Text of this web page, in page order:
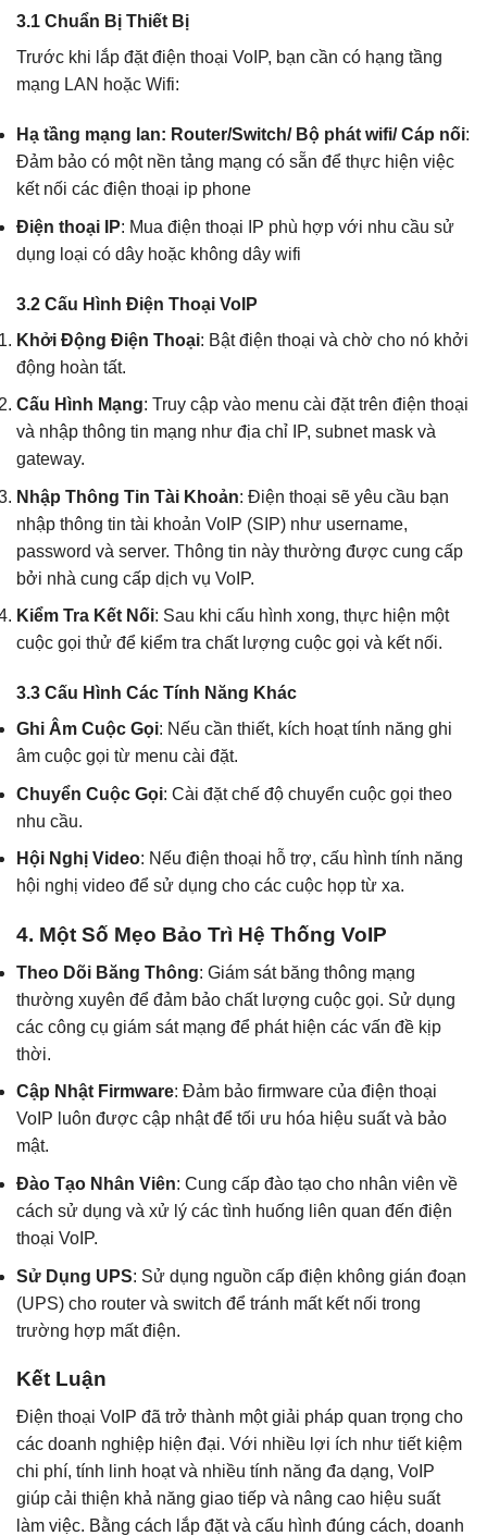
3.1 Chuẩn Bị Thiết Bị
Trước khi lắp đặt điện thoại VoIP, bạn cần có hạng tầng
mạng LAN hoặc Wifi:
Hạ tầng mạng lan: Router/Switch/ Bộ phát wifi/ Cáp nối:
Đảm bảo có một nền tảng mạng có sẵn để thực hiện việc
kết nối các điện thoại ip phone
Điện thoại IP: Mua điện thoại IP phù hợp với nhu cầu sử
dụng loại có dây hoặc không dây wifi
3.2 Cấu Hình Điện Thoại VoIP
Khởi Động Điện Thoại: Bật điện thoại và chờ cho nó khởi
động hoàn tất.
Cấu Hình Mạng: Truy cập vào menu cài đặt trên điện thoại
và nhập thông tin mạng như địa chỉ IP, subnet mask và
gateway.
Nhập Thông Tin Tài Khoản: Điện thoại sẽ yêu cầu bạn
nhập thông tin tài khoản VoIP (SIP) như username,
password và server. Thông tin này thường được cung cấp
bởi nhà cung cấp dịch vụ VoIP.
Kiểm Tra Kết Nối: Sau khi cấu hình xong, thực hiện một
cuộc gọi thử để kiểm tra chất lượng cuộc gọi và kết nối.
3.3 Cấu Hình Các Tính Năng Khác
Ghi Âm Cuộc Gọi: Nếu cần thiết, kích hoạt tính năng ghi
âm cuộc gọi từ menu cài đặt.
Chuyển Cuộc Gọi: Cài đặt chế độ chuyển cuộc gọi theo
nhu cầu.
Hội Nghị Video: Nếu điện thoại hỗ trợ, cấu hình tính năng
hội nghị video để sử dụng cho các cuộc họp từ xa.
4. Một Số Mẹo Bảo Trì Hệ Thống VoIP
Theo Dõi Băng Thông: Giám sát băng thông mạng
thường xuyên để đảm bảo chất lượng cuộc gọi. Sử dụng
các công cụ giám sát mạng để phát hiện các vấn đề kịp
thời.
Cập Nhật Firmware: Đảm bảo firmware của điện thoại
VoIP luôn được cập nhật để tối ưu hóa hiệu suất và bảo
mật.
Đào Tạo Nhân Viên: Cung cấp đào tạo cho nhân viên về
cách sử dụng và xử lý các tình huống liên quan đến điện
thoại VoIP.
Sử Dụng UPS: Sử dụng nguồn cấp điện không gián đoạn
(UPS) cho router và switch để tránh mất kết nối trong
trường hợp mất điện.
Kết Luận
Điện thoại VoIP đã trở thành một giải pháp quan trọng cho
các doanh nghiệp hiện đại. Với nhiều lợi ích như tiết kiệm
chi phí, tính linh hoạt và nhiều tính năng đa dạng, VoIP
giúp cải thiện khả năng giao tiếp và nâng cao hiệu suất
làm việc. Bằng cách lắp đặt và cấu hình đúng cách, doanh